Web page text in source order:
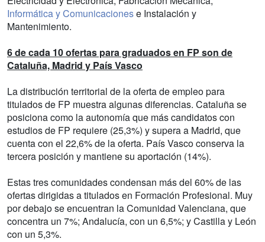
Informática y Comunicacionese Instalación y
Mantenimiento.
6 de cada 10 ofertas para graduados en FP son de
Cataluña, Madrid y País Vasco
La distribución territorial de la oferta de empleo para
titulados de FP muestra algunas diferencias. Cataluña se
posiciona como la autonomía que más candidatos con
estudios de FP requiere (25,3%) y supera a Madrid, que
cuenta con el 22,6% de la oferta. País Vasco conserva la
tercera posición y mantiene su aportación (14%).
Estas tres comunidades condensan más del 60% de las
ofertas dirigidas a titulados en Formación Profesional. Muy
por debajo se encuentran la Comunidad Valenciana, que
concentra un 7%; Andalucía, con un 6,5%; y Castilla y León
con un 5,3%.